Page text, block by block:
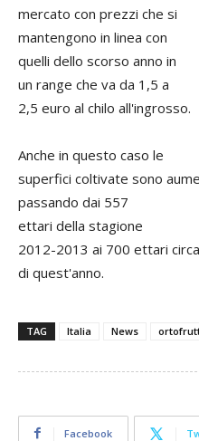
mercato con prezzi che si
mantengono in linea con
quelli dello scorso anno in
un range che va da 1,5 a
2,5 euro al chilo all'ingrosso.
Anche in questo caso le
superfici coltivate sono
passando dai 557
ettari della stagione
2012-2013 ai 700 ettari circa
di quest'anno.
TAG Italia News
Facebook